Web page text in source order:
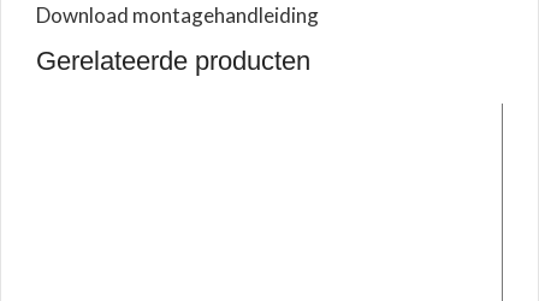
Download montagehandleiding
Gerelateerde producten